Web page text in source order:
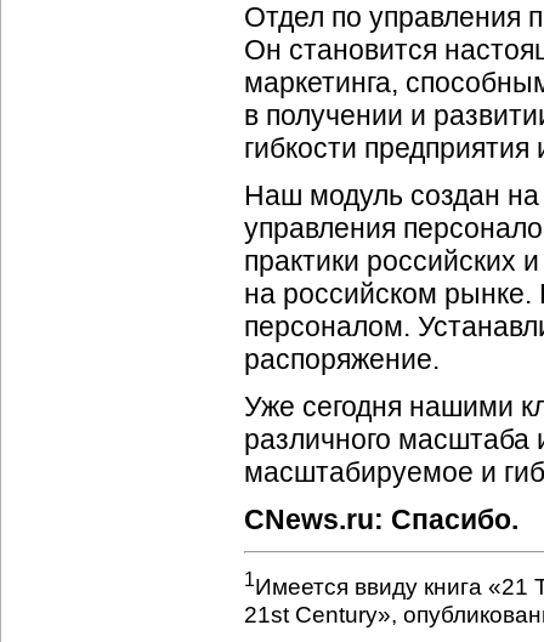
Отдел по управления
Он становится
маркетинга,
в получении и
гибкости
Наш модуль создан на
управления
практики российских
на российском рынке.
персоналом.
распоряжение.
Уже сегодня нашими
различного
масштабируемое и
CNews.ru: Спасибо.
1Имеется ввиду книга «21
21st Century»,